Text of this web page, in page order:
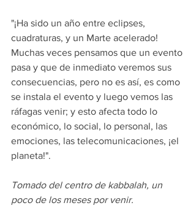
"¡Ha sido un año entre eclipses,
cuadraturas, y un Marte acelerado!
Muchas veces pensamos que un evento
pasa y que de inmediato veremos sus
consecuencias, pero no es así, es como
se instala el evento y luego vemos las
ráfagas venir; y esto afecta todo lo
económico, lo social, lo personal, las
emociones, las telecomunicaciones, ¡el
planeta!".
Tomado del centro de kabbalah, un
poco de los meses por venir.